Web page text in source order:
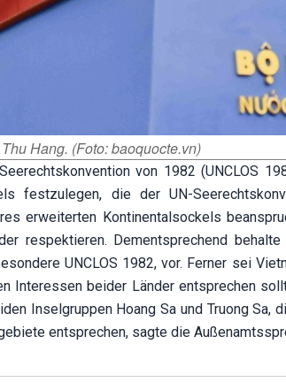
Hang. (Foto: baoquocte.vn)
von 1982 (UNCLOS
festzulegen, die der UN-
erweiterten Kontinentalsockels
respektieren. Dementsprechend
UNCLOS 1982, vor. Ferner sei
Interessen beider Länder entsprechen
Inselgruppen Hoang Sa und Truong Sa,
entsprechen, sagte die